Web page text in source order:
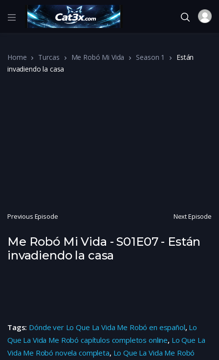
Home Turcas Me Robó Mi Vida Season 1
Están
invadiendo la casa
Previous Episode Next Episode
Me Robó Mi Vida - S01E07 - Están
invadiendo la casa
Tags: Dónde ver Lo Que La Vida Me Robó en español, Lo
Que La Vida Me Robó capítulos completos online, Lo Que La
Vida Me Robó novela completa, Lo Que La Vida Me Robó